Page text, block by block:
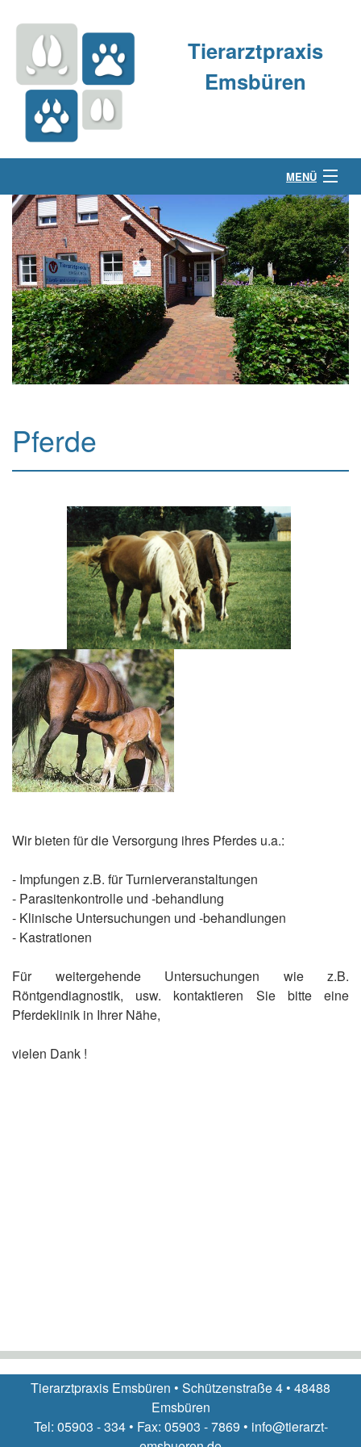
Tierarztpraxis
Emsbüren
MENÜ
Über uns
Kleintierpraxis
Großtierpraxis
Kontakt & Anfahrt
Pferde
Wir bieten für die Versorgung ihres Pferdes u.a.:
- Impfungen z.B. für Turnierveranstaltungen
- Parasitenkontrolle und -behandlung
- Klinische Untersuchungen und -behandlungen
- Kastrationen
Für weitergehende Untersuchungen wie z.B.
Röntgendiagnostik, usw. kontaktieren Sie bitte eine
Pferdeklinik in Ihrer Nähe,
vielen Dank !
Tierarztpraxis Emsbüren • Schützenstraße 4 • 48488
Emsbüren
Tel: 05903 - 334 • Fax: 05903 - 7869 • info@tierarzt-